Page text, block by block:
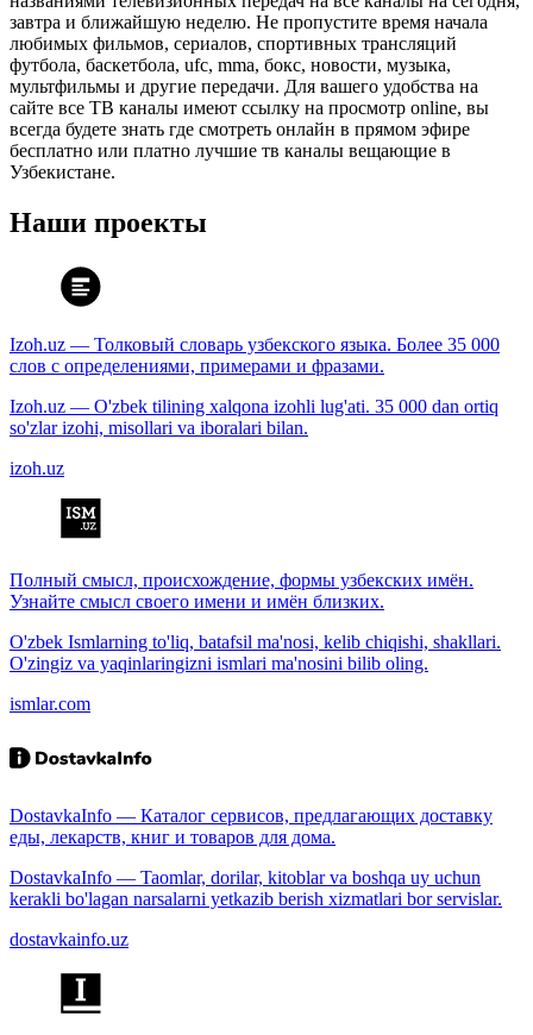
завтра и ближайшую неделю. Не пропустите время начала
любимых фильмов, сериалов, спортивных трансляций
футбола, баскетбола, ufc, mma, бокс, новости, музыка,
мультфильмы и другие передачи. Для вашего удобства на
сайте все ТВ каналы имеют ссылку на просмотр online, вы
всегда будете знать где смотреть онлайн в прямом эфире
бесплатно или платно лучшие тв каналы вещающие в
Узбекистане.
Наши проекты
Izoh.uz — Толковый словарь узбекского языка. Более 35 000
слов с определениями, примерами и фразами.
Izoh.uz — O'zbek tilining xalqona izohli lug'ati. 35 000 dan ortiq
so'zlar izohi, misollari va iboralari bilan.
izoh.uz
Полный смысл, происхождение, формы узбекских имён.
Узнайте смысл своего имени и имён близких.
O'zbek Ismlarning to'liq, batafsil ma'nosi, kelib chiqishi, shakllari.
O'zingiz va yaqinlaringizni ismlari ma'nosini bilib oling.
ismlar.com
DostavkaInfo — Каталог сервисов, предлагающих доставку
еды, лекарств, книг и товаров для дома.
DostavkaInfo — Taomlar, dorilar, kitoblar va boshqa uy uchun
kerakli bo'lagan narsalarni yetkazib berish xizmatlari bor servislar.
dostavkainfo.uz